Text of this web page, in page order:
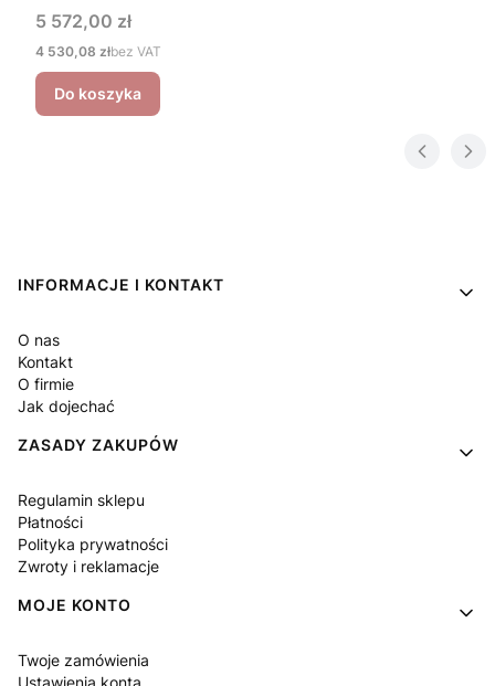
Cena
5 572,00 zł
Cena
4 530,08 złbez VAT
Do koszyka
Linki w stopce
INFORMACJE I KONTAKT
O nas
Kontakt
O firmie
Jak dojechać
ZASADY ZAKUPÓW
Regulamin sklepu
Płatności
Polityka prywatności
Zwroty i reklamacje
MOJE KONTO
Twoje zamówienia
Ustawienia konta